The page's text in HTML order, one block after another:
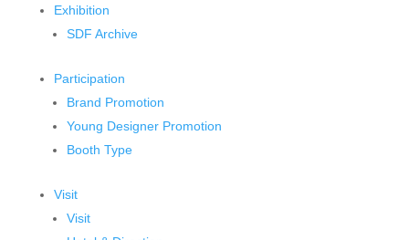
Exhibition
SDF Archive
Participation
Brand Promotion
Young Designer Promotion
Booth Type
Visit
Visit